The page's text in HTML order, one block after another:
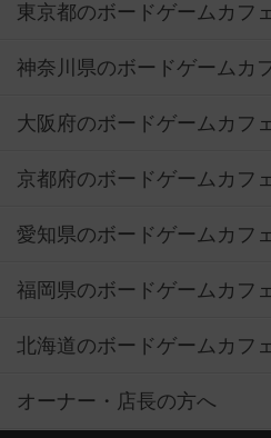
東京都のボードゲームカフ
神奈川県のボードゲームカ
大阪府のボードゲームカフ
京都府のボードゲームカフ
愛知県のボードゲームカフ
福岡県のボードゲームカフ
北海道のボードゲームカフ
オーナー・店長の方へ